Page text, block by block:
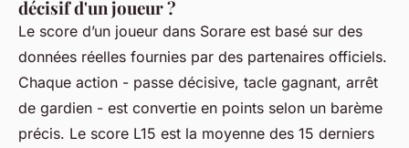
décisif d'un joueur ?
Le score d’un joueur dans Sorare est basé sur des
données réelles fournies par des partenaires officiels.
Chaque action - passe décisive, tacle gagnant, arrêt
de gardien - est convertie en points selon un barème
précis. Le score L15 est la moyenne des 15 derniers